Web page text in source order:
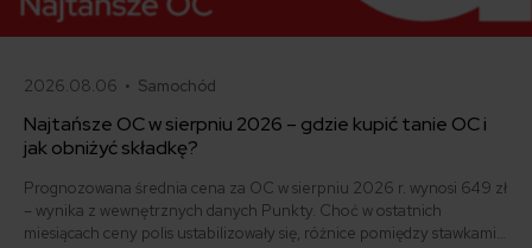
2026.08.06 • Samochód
Najtańsze OC w sierpniu 2026 – gdzie kupić tanie OC i
jak obniżyć składkę?
Prognozowana średnia cena za OC w sierpniu 2026 r. wynosi 649 zł
– wynika z wewnętrznych danych Punkty. Choć w ostatnich
miesiącach ceny polis ustabilizowały się, różnice pomiędzy stawkami